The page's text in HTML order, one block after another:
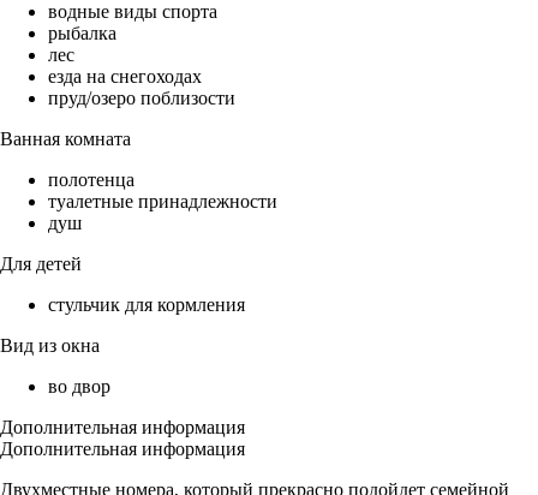
водные виды спорта
рыбалка
лес
езда на снегоходах
пруд/озеро поблизости
Ванная комната
полотенца
туалетные принадлежности
душ
Для детей
стульчик для кормления
Вид из окна
во двор
Дополнительная информация
Дополнительная информация
Двухместные номера, который прекрасно подойдет семейной